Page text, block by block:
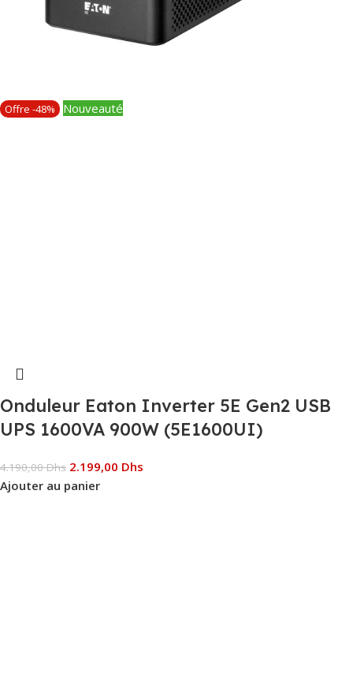
Offre -48% Nouveauté
Onduleur Eaton Inverter 5E Gen2 USB
UPS 1600VA 900W (5E1600UI)
4.190,00Dhs 2.199,00 Dhs
Ajouter au panier